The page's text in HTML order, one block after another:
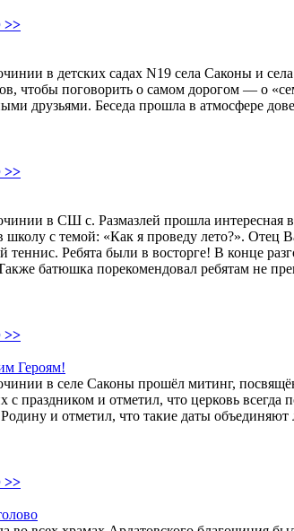
в детских садах N19 села Саконы и
чтобы поговорить о самом дорогом — о
друзьями. Беседа прошла в атмосфере
в СШ с. Размазлей прошла
школу с темой: «Как я проведу лето?».
теннис. Ребята были в восторге! В конце
батюшка порекомендовал ребятам не
Героям!
в селе Саконы прошёл митинг,
с праздником и отметил, что церковь
и отметил, что такие даты